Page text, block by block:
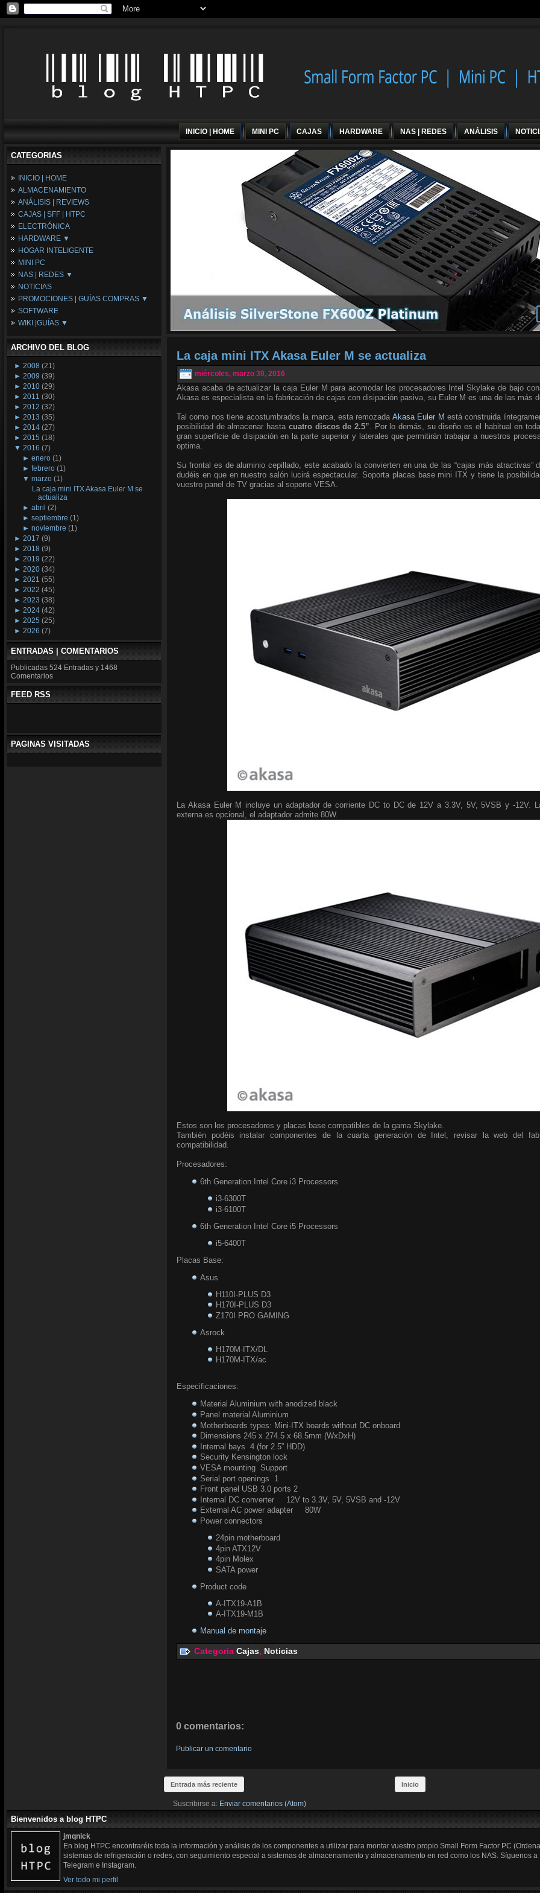
INICIO | HOME MINI PC CAJAS HARDWARE NAS | REDES ANÁLISIS
CATEGORIAS
INICIO | HOME
ALMACENAMIENTO
ANÁLISIS | REVIEWS
CAJAS | SFF | HTPC
ELECTRÓNICA
HARDWARE ▼
Fuentes de Alimentación
Memória RAM
Placas Base
Procesadores
Periféricos
Refrigeración
Tarjetas Gráficas
HOGAR INTELIGENTE
MINI PC
NAS | REDES ▼
NAS
Espacio Synology
Redes
NOTICIAS
PROMOCIONES | GUÍAS COMPRAS ▼
Configuraciones Ordenadores
Guías de Compras
SOFTWARE
WIKI |GUÍAS ▼
Wikipedia
ARCHIVO DEL BLOG
► 2008 (21)
► 2009 (39)
► 2010 (29)
► 2011 (30)
► 2012 (32)
► 2013 (35)
► 2014 (27)
► 2015 (18)
▼ 2016 (7)
►enero (1)
►febrero (1)
▼marzo (1)
La caja mini ITX Akasa Euler M se
actualiza
►abril (2)
►septiembre (1)
►noviembre (1)
► 2017 (9)
► 2018 (9)
► 2019 (22)
► 2020 (34)
► 2021 (55)
► 2022 (45)
► 2023 (38)
► 2024 (42)
► 2025 (25)
► 2026 (7)
ENTRADAS | COMENTARIOS
Publicadas 524 Entradas y 1468
Comentarios
FEED RSS
PAGINAS VISITADAS
La caja mini ITX Akasa Euler M se actualiza
miércoles, marzo 30, 2016
Akasa acaba de actualizar la caja Euler M para acomodar los procesadores Intel Skylake de bajo
Akasa es especialista en la fabricación de cajas con disipación pasiva, su Euler M es una de las más
Tal como nos tiene acostumbrados la marca, esta remozada Akasa Euler M está construida
posibilidad de almacenar hasta cuatro discos de 2.5”. Por lo demás, su diseño es el habitual en
gran superficie de disipación en la parte superior y laterales que permitirán trabajar a nuestros
optima.
Su frontal es de aluminio cepillado, este acabado la convierten en una de las “cajas más atractivas”
dudéis en que en nuestro salón lucirá espectacular. Soporta placas base mini ITX y tiene la
vuestro panel de TV gracias al soporte VESA.
La Akasa Euler M incluye un adaptador de corriente DC to DC de 12V a 3.3V, 5V, 5VSB y -12V.
externa es opcional, el adaptador admite 80W.
Estos son los procesadores y placas base compatibles de la gama Skylake.
También podéis instalar componentes de la cuarta generación de Intel, revisar la web del
compatibilidad.
Procesadores:
6th Generation Intel Core i3 Processors
i3-6300T
i3-6100T
6th Generation Intel Core i5 Processors
i5-6400T
Placas Base:
Asus
H110I-PLUS D3
H170I-PLUS D3
Z170I PRO GAMING
Asrock
H170M-ITX/DL
H170M-ITX/ac
Especificaciones:
Material Aluminium with anodized black
Panel material Aluminium
Motherboards types: Mini-ITX boards without DC onboard
Dimensions 245 x 274.5 x 68.5mm (WxDxH)
Internal bays 4 (for 2.5” HDD)
Security Kensington lock
VESA mounting Support
Serial port openings 1
Front panel USB 3.0 ports 2
Internal DC converter 12V to 3.3V, 5V, 5VSB and -12V
External AC power adapter 80W
Power connectors
24pin motherboard
4pin ATX12V
4pin Molex
SATA power
Product code
A-ITX19-A1B
A-ITX19-M1B
Manual de montaje
Categoria Cajas, Noticias
0 comentarios:
Publicar un comentario
Entrada más reciente Inicio
Suscribirse a: Enviar comentarios (Atom)
Bienvenidos a blog HTPC
jmqnick
En blog HTPC encontraréis toda la información y análisis de los componentes a utilizar para montar vuestro propio Small Form Factor PC
sistemas de refrigeración o redes, con seguimiento especial a sistemas de almacenamiento y almacenamiento en red como los NAS. Síguenos
Telegram e Instagram.
Ver todo mi perfil